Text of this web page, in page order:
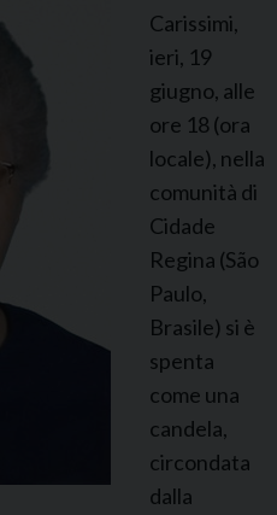
Carissimi,
ieri, 19
giugno, alle
ore 18 (ora
locale), nella
comunità di
Cidade
Regina (São
Paulo,
Brasile) si è
spenta
come una
candela,
circondata
dalla